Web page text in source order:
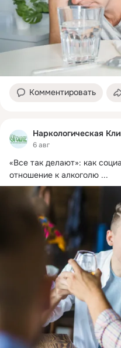
Комментировать
Наркологическая
6 авг
«Все так делают»: как
отношение к алкоголю ...